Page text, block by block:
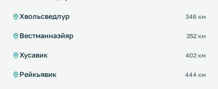
Хвольсведлур 346 км
Вестманнаэйяр 352 км
Хусавик 402 км
Рейкьявик 444 км